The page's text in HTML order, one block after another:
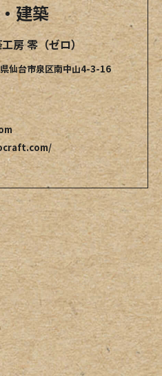
建築
房 零（ゼロ）
仙台市泉区南中山4-3-16